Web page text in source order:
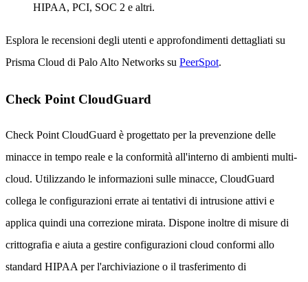
HIPAA, PCI, SOC 2 e altri.
Esplora le recensioni degli utenti e approfondimenti dettagliati su
Prisma Cloud di Palo Alto Networks su PeerSpot.
Check Point CloudGuard
Check Point CloudGuard è progettato per la prevenzione delle
minacce in tempo reale e la conformità all'interno di ambienti multi-
cloud. Utilizzando le informazioni sulle minacce, CloudGuard
collega le configurazioni errate ai tentativi di intrusione attivi e
applica quindi una correzione mirata. Dispone inoltre di misure di
crittografia e aiuta a gestire configurazioni cloud conformi allo
standard HIPAA per l'archiviazione o il trasferimento di